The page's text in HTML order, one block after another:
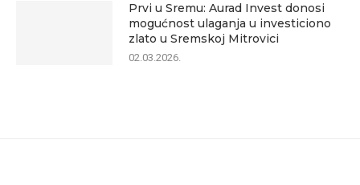
Prvi u Sremu: Aurad Invest donosi
mogućnost ulaganja u investiciono
zlato u Sremskoj Mitrovici
02.03.2026.